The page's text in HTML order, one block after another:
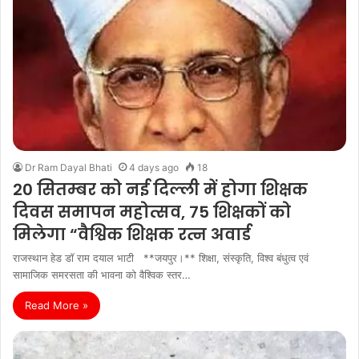
Dr Ram Dayal Bhati 4 days ago 18
20 सितम्बर को नई दिल्ली में होगा शिक्षक
दिवस समापन महोत्सव, 75 शिक्षकों को
मिलेगा “वैश्विक शिक्षक रत्न अवार्ड
राजस्थान हेड डॉ राम दयाल भाटी **जयपुर।** शिक्षा, संस्कृति, विश्व बंधुत्व एवं
सामाजिक समरसता की भावना को वैश्विक स्तर…
Read More »